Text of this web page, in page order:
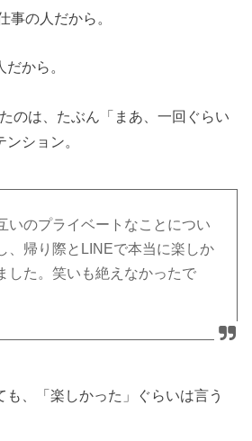
事の人だから。
から。
のは、たぶん「まあ、一回ぐらい
ション。
いのプライベートなことについ
、帰り際とLINEで本当に楽しか
した。笑いも絶えなかったで
も、「楽しかった」ぐらいは言う